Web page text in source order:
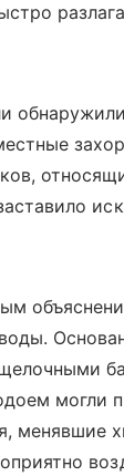
обнаружили
могли
менявшие